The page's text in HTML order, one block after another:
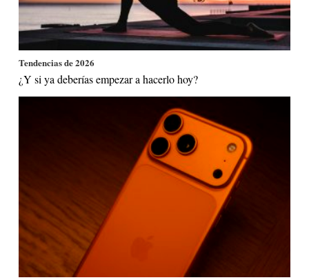
Tendencias de 2026
¿Y si ya deberías empezar a hacerlo hoy?